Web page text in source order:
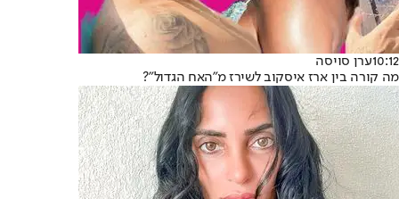
10:12ערן סויסה
מה קורה בין ארז איסקוב לשירז מ"האח הגדול"?